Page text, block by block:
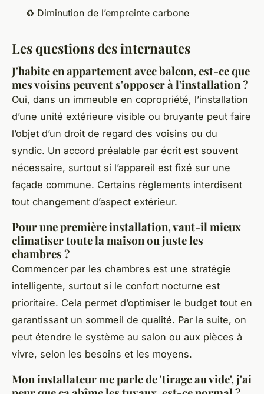
♻️ Diminution de l’empreinte carbone
Les questions des internautes
J'habite en appartement avec balcon, est-ce que
mes voisins peuvent s'opposer à l'installation ?
Oui, dans un immeuble en copropriété, l’installation
d’une unité extérieure visible ou bruyante peut faire
l’objet d’un droit de regard des voisins ou du
syndic. Un accord préalable par écrit est souvent
nécessaire, surtout si l’appareil est fixé sur une
façade commune. Certains règlements interdisent
tout changement d’aspect extérieur.
Pour une première installation, vaut-il mieux
climatiser toute la maison ou juste les
chambres ?
Commencer par les chambres est une stratégie
intelligente, surtout si le confort nocturne est
prioritaire. Cela permet d’optimiser le budget tout en
garantissant un sommeil de qualité. Par la suite, on
peut étendre le système au salon ou aux pièces à
vivre, selon les besoins et les moyens.
Mon installateur me parle de 'tirage au vide', j'ai